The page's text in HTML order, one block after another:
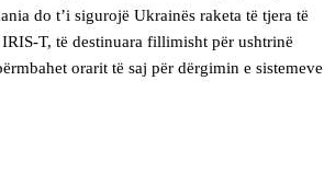
do t’i sigurojë Ukrainës raketa të tjera të
T, të destinuara fillimisht për ushtrinë
orarit të saj për dërgimin e